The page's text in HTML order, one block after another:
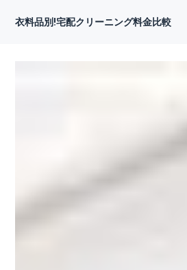
衣料品別!宅配クリーニング料金比較